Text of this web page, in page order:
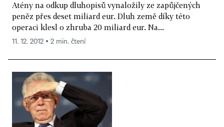
Atény na odkup dluhopisů vynaložily ze zapůjčených
peněz přes deset miliard eur. Dluh země díky této
operaci klesl o zhruba 20 miliard eur. Na...
11. 12. 2012 ▪ 2 min. čtení